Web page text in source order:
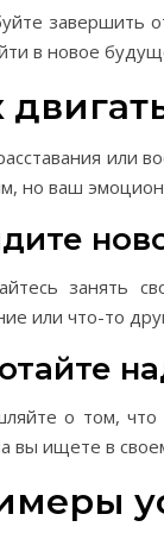
завершить
в новое
или
но ваш
занять
или что-то
о том, что
вы ищете в